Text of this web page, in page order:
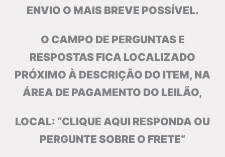
ENVIO O MAIS BREVE POSSÍVEL.
O CAMPO DE PERGUNTAS E
RESPOSTAS FICA LOCALIZADO
PRÓXIMO À DESCRIÇÃO DO ITEM, NA
ÁREA DE PAGAMENTO DO LEILÃO,
LOCAL: “CLIQUE AQUI RESPONDA OU
PERGUNTE SOBRE O FRETE“